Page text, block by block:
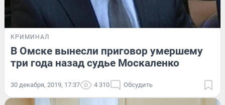
КРИМИНАЛ
В Омске вынесли приговор умершему
три года назад судье Москаленко
30 декабря, 2019, 17:37 4 310 Обсудить